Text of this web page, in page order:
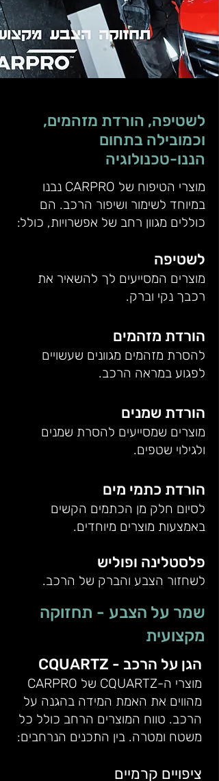
לשטיפה, הורדת מזהמים,
וכמובילה בתחום
הננו-טכנולוגיה
מוצרי הטיפוח של CARPRO נבנו
במיוחד לשימור ושיפור הרכב. הם
כוללים מגוון רחב של אפשרויות, כולל:
לשטיפה
מוצרים המסייעים לך להשאיר את
רכבך נקי וברק.
הורדת מזהמים
להסרת מזהמים מגוונים שעשויים
לפגוע במראה הרכב.
הורדת שמנים
מוצרים שמסייעים להסרת שמנים
ולגילוי שטפים.
הורדת כתמי מים
לסיום חלק מן הכתמים הקשים
באמצעות מוצרים מיוחדים.
פלסטלינה ופוליש
לשחזור הצבע והברק של הרכב.
שמר על הצבע - תחזוקה
מקצועית
הגן על הרכב - CQUARTZ
מוצרי ה-CQUARTZ של CARPRO
מהווים את האמת המידה בהגנה על
הרכב. טווח המוצרים הרחב כולל כל
משטח ומטרה. בין התכנים הנרחבים:
ציפויים קרמיים